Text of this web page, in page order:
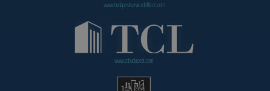
www.budapestservicedoffices.com
www.tclbudapest.com